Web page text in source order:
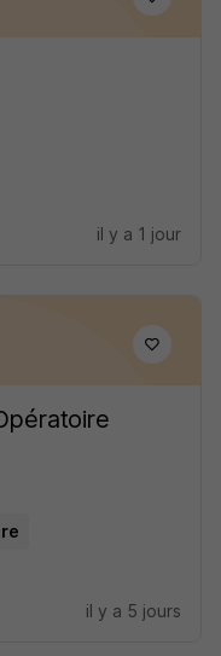
il y a 1 jour
il y a 5 jours